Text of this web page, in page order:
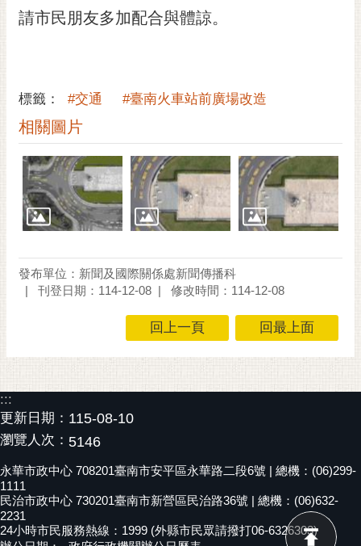
請市民朋友多加配合與體諒。
標籤： #交通 #臺南火車站前廣場改造
相關圖片
發布單位：新聞及國際關係處新聞傳播科
刊登日期：114-12-08
修改時間：114-12-08
回上一頁 回最上面
:::
更新日期： 115-08-10
瀏覽人次： 5146
永華市政中心 708201臺南市安平區永華路二段6號 | 總機：(06)299-
1111
民治市政中心 730201臺南市新營區民治路36號 | 總機：(06)632-
2231
24小時市民服務熱線：1999 (外縣市民眾請撥打06-6326303)